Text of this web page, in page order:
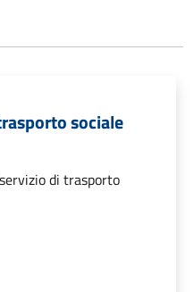
sociale
di trasporto